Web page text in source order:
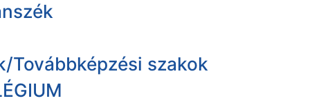
Továbbképzési szakok